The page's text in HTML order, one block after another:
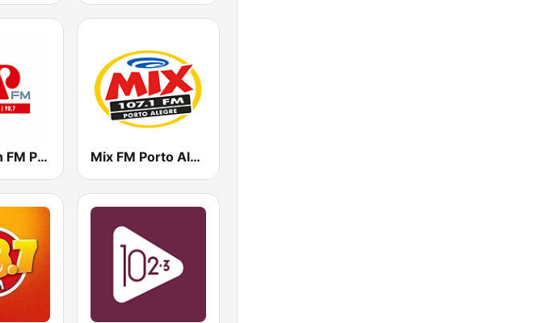
Jovem Pan FM Porto Alegre Mix FM Porto Alegre